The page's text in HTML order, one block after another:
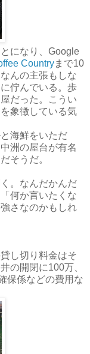
になり、Google
Countryまで10
んの主張もしな
佇んでいる。歩
だった。こうい
象徴している気
海鮮をいただ
洲の屋台が有名
そうだ。
。なんだかんだ
何か言いたくな
さなのかもしれ
し切り料金はそ
の開閉に100万、
保係などの費用な